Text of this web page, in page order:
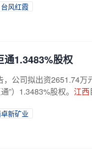
台风红霞
通1.3483%股权
公司拟出资2651.74万
”）1.3483%股权。 江西
新矿业